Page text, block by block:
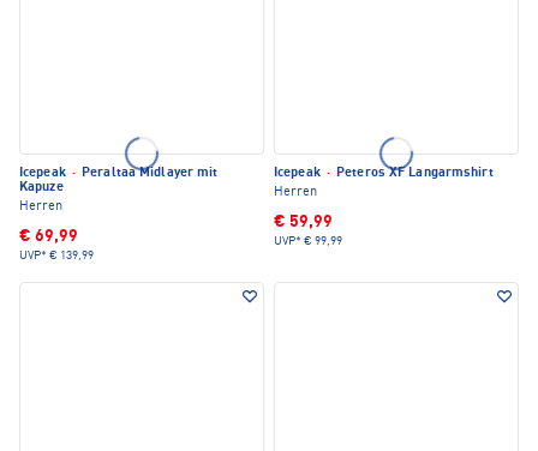
Icepeak · Peraltaa Midlayer mit
Kapuze
Herren
€ 69,99
UVP* € 139,99
Icepeak · Peteros XF Langarmshirt
Herren
€ 59,99
UVP* € 99,99